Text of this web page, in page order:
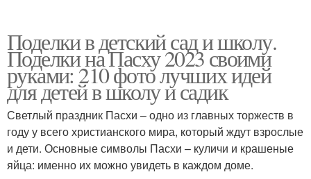
Поделки в детский сад и школу.
Поделки на Пасху 2023 своими
руками: 210 фото лучших идей
для детей в школу и садик
Светлый праздник Пасхи – одно из главных торжеств в
году у всего христианского мира, который ждут взрослые
и дети. Основные символы Пасхи – куличи и крашеные
яйца: именно их можно увидеть в каждом доме.